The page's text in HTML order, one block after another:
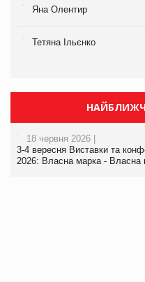
Яна Олентир
Тетяна Ільєнко
18 червня 2026 |
3-4 вересня Виставки та
2026: Власна марка - Власна